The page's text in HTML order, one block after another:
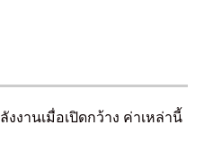
งานเมื่อเปิดกว้าง ค่าเหล่านี้